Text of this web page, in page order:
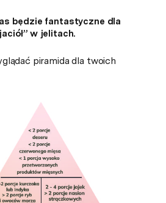
będzie fantastyczne dla
w jelitach.
piramida dla twoich